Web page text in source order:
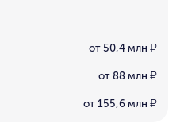
от 50,4 млн ₽
от 88 млн ₽
от 155,6 млн ₽